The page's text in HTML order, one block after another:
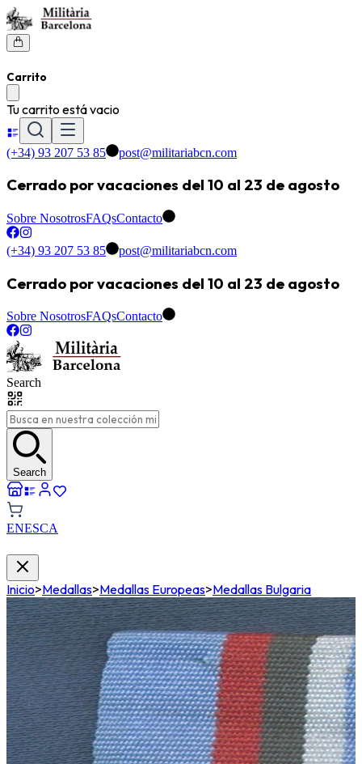
Carrito
Tu carrito está vacio
(+34) 93 207 53 85 post@militariabcn.com
Cerrado por vacaciones del 10 al 23 de agosto
Sobre NosotrosFAQsContacto
(+34) 93 207 53 85 post@militariabcn.com
Cerrado por vacaciones del 10 al 23 de agosto
Sobre NosotrosFAQsContacto
Search
Search
ENESCA
Inicio>Medallas>Medallas Europeas>Medallas Bulgaria